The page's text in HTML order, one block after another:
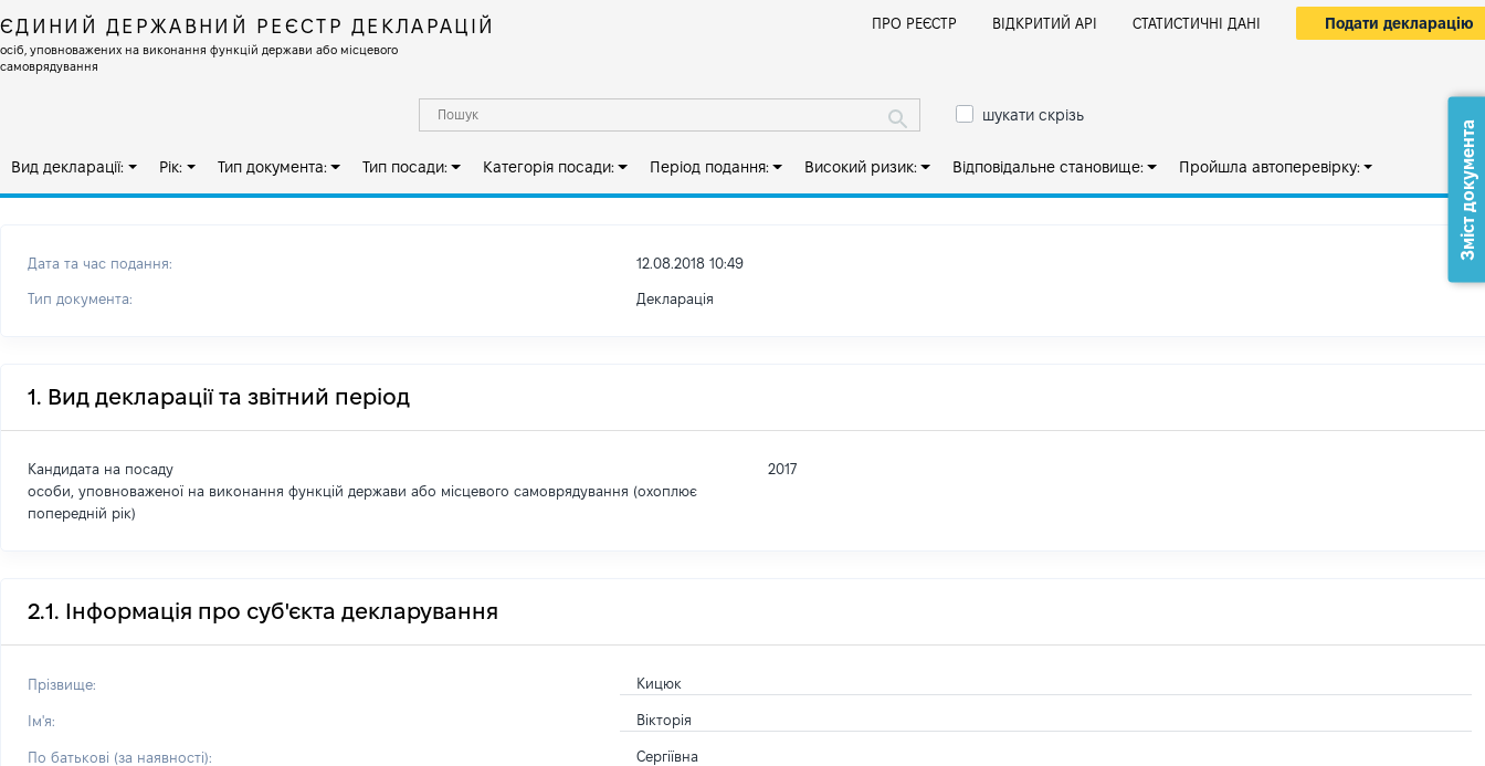
ЄДИНИЙ ДЕРЖАВНИЙ РЕЄСТР ДЕКЛАРАЦІЙ
осіб, уповноважених на виконання функцій держави або місцевого
самоврядування
ПРО РЕЄСТР ВІДКРИТИЙ АРІ СТАТИСТИЧНІ ДАНІ Подати декларацію
шукати скрізь
Вид декларації: Рік: Тип документа: Тип посади: Категорія посади: Період подання: Високий ризик: Відповідальне становище: Пройшла автоперевірку:
Дата та час подання: 12.08.2018 10:49
Тип документа: Декларація
1. Вид декларації та звітний період
Кандидата на посаду
особи, уповноваженої на виконання функцій держави або місцевого самоврядування (охоплює
попередній рік)
2017
2.1. Інформація про суб'єкта декларування
Прізвище: Кицюк
Ім'я: Вікторія
По батькові (за наявності): Сергіївна
Зміст документа